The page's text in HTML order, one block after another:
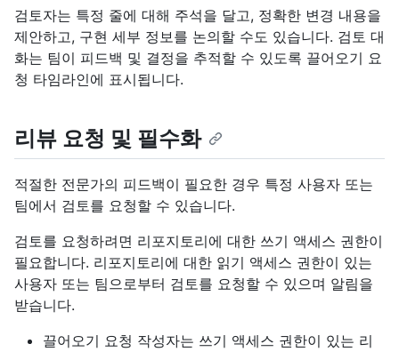
검토자는 특정 줄에 대해 주석을 달고, 정확한 변경 내용을
제안하고, 구현 세부 정보를 논의할 수도 있습니다. 검토 대
화는 팀이 피드백 및 결정을 추적할 수 있도록 끌어오기 요
청 타임라인에 표시됩니다.
리뷰 요청 및 필수화
적절한 전문가의 피드백이 필요한 경우 특정 사용자 또는
팀에서 검토를 요청할 수 있습니다.
검토를 요청하려면 리포지토리에 대한 쓰기 액세스 권한이
필요합니다. 리포지토리에 대한 읽기 액세스 권한이 있는
사용자 또는 팀으로부터 검토를 요청할 수 있으며 알림을
받습니다.
끌어오기 요청 작성자는 쓰기 액세스 권한이 있는 리